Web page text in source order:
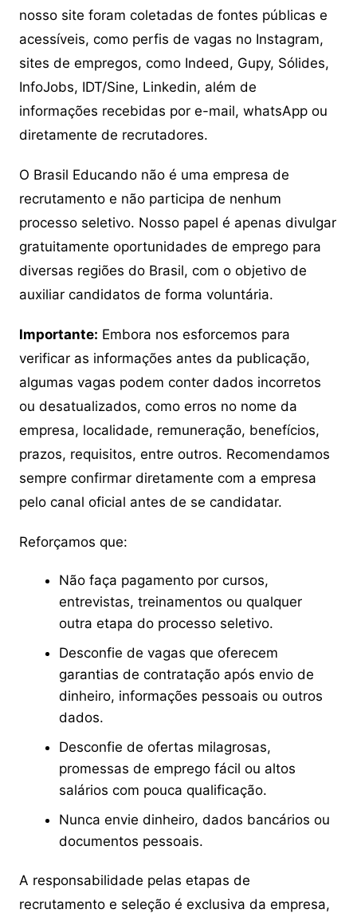
nosso site foram coletadas de fontes públicas e
acessíveis, como perfis de vagas no Instagram,
sites de empregos, como Indeed, Gupy, Sólides,
InfoJobs, IDT/Sine, Linkedin, além de
informações recebidas por e-mail, whatsApp ou
diretamente de recrutadores.
O Brasil Educando não é uma empresa de
recrutamento e não participa de nenhum
processo seletivo. Nosso papel é apenas divulgar
gratuitamente oportunidades de emprego para
diversas regiões do Brasil, com o objetivo de
auxiliar candidatos de forma voluntária.
Importante: Embora nos esforcemos para
verificar as informações antes da publicação,
algumas vagas podem conter dados incorretos
ou desatualizados, como erros no nome da
empresa, localidade, remuneração, benefícios,
prazos, requisitos, entre outros. Recomendamos
sempre confirmar diretamente com a empresa
pelo canal oficial antes de se candidatar.
Reforçamos que:
Não faça pagamento por cursos,
entrevistas, treinamentos ou qualquer
outra etapa do processo seletivo.
Desconfie de vagas que oferecem
garantias de contratação após envio de
dinheiro, informações pessoais ou outros
dados.
Desconfie de ofertas milagrosas,
promessas de emprego fácil ou altos
salários com pouca qualificação.
Nunca envie dinheiro, dados bancários ou
documentos pessoais.
A responsabilidade pelas etapas de
recrutamento e seleção é exclusiva da empresa,